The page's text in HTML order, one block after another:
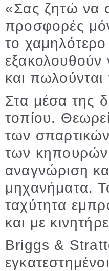
«Σας ζητώ να
προσφορές
το
εξακολουθούν
και
Στα μέσα της
τοπίου.
των
των κηπουρών
αναγνώριση
μηχανήματα.
ταχύτητα
και με
Briggs &
εγκατεστημένοι